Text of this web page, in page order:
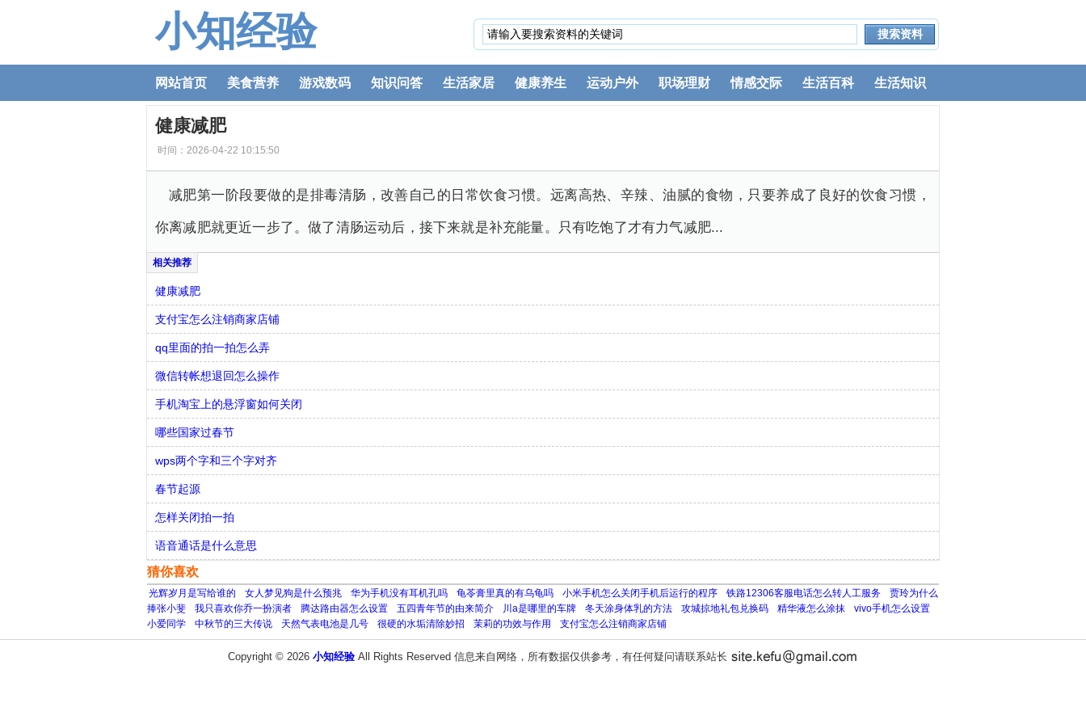
小知经验
网站首页 美食营养 游戏数码 知识问答 生活家居 健康养生 运动户外 职场理财 情感交际 生活百科 生活知识
健康减肥
时间：2026-04-22 10:15:50
减肥第一阶段要做的是排毒清肠，改善自己的日常饮食习惯。远离高热、辛辣、油腻的食物，只要养成了良好的饮食习惯，
你离减肥就更近一步了。做了清肠运动后，接下来就是补充能量。只有吃饱了才有力气减肥...
健康减肥
支付宝怎么注销商家店铺
qq里面的拍一拍怎么弄
微信转帐想退回怎么操作
手机淘宝上的悬浮窗如何关闭
哪些国家过春节
wps两个字和三个字对齐
春节起源
怎样关闭拍一拍
语音通话是什么意思
猜你喜欢
光辉岁月是写给谁的 女人梦见狗是什么预兆 华为手机没有耳机孔吗 龟苓膏里真的有乌龟吗 小米手机怎么关闭手机后运行的程序 铁路12306客服电话怎么转人工服务
贾玲为什么
捧张小斐
我只喜欢你乔一扮演者 腾达路由器怎么设置 五四青年节的由来简介 川a是哪里的车牌 冬天涂身体乳的方法 攻城掠地礼包兑换码 精华液怎么涂抹
vivo手机怎么设置
小爱同学
中秋节的三大传说 天然气表电池是几号 很硬的水垢清除妙招 茉莉的功效与作用 支付宝怎么注销商家店铺
Copyright © 2026 小知经验All Rights Reserved 信息来自网络，所有数据仅供参考，有任何疑问请联系站长